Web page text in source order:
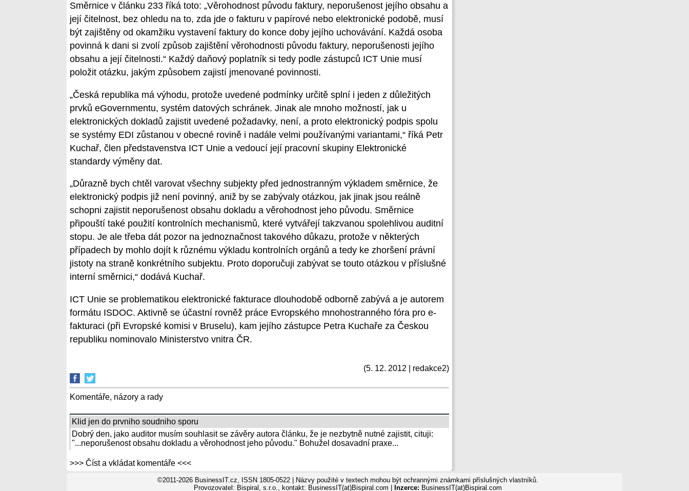
Směrnice v článku 233 říká toto: „Věrohodnost původu faktury, neporušenost jejího obsahu a
její čitelnost, bez ohledu na to, zda jde o fakturu v papírové nebo elektronické podobě, musí
být zajištěny od okamžiku vystavení faktury do konce doby jejího uchovávání. Každá osoba
povinná k dani si zvolí způsob zajištění věrohodnosti původu faktury, neporušenosti jejího
obsahu a její čitelnosti.“ Každý daňový poplatník si tedy podle zástupců ICT Unie musí
položit otázku, jakým způsobem zajistí jmenované povinnosti.
„Česká republika má výhodu, protože uvedené podmínky určitě splní i jeden z důležitých
prvků eGovernmentu, systém datových schránek. Jinak ale mnoho možností, jak u
elektronických dokladů zajistit uvedené požadavky, není, a proto elektronický podpis spolu
se systémy EDI zůstanou v obecné rovině i nadále velmi používanými variantami,“ říká Petr
Kuchař, člen představenstva ICT Unie a vedoucí její pracovní skupiny Elektronické
standardy výměny dat.
„Důrazně bych chtěl varovat všechny subjekty před jednostranným výkladem směrnice, že
elektronický podpis již není povinný, aniž by se zabývaly otázkou, jak jinak jsou reálně
schopni zajistit neporušenost obsahu dokladu a věrohodnost jeho původu. Směrnice
připouští také použití kontrolních mechanismů, které vytvářejí takzvanou spolehlivou auditní
stopu. Je ale třeba dát pozor na jednoznačnost takového důkazu, protože v některých
případech by mohlo dojít k různému výkladu kontrolních orgánů a tedy ke zhoršení právní
jistoty na straně konkrétního subjektu. Proto doporučuji zabývat se touto otázkou v příslušné
interní směrnici,“ dodává Kuchař.
ICT Unie se problematikou elektronické fakturace dlouhodobě odborně zabývá a je autorem
formátu ISDOC. Aktivně se účastní rovněž práce Evropského mnohostranného fóra pro e-
fakturaci (při Evropské komisi v Bruselu), kam jejího zástupce Petra Kuchaře za Českou
republiku nominovalo Ministerstvo vnitra ČR.
(5. 12. 2012 | redakce2)
Komentáře, názory a rady
Klid jen do prvniho soudniho sporu
Dobrý den, jako auditor musím souhlasit se závěry autora článku, že je nezbytně nutné zajistit, cituji:
"...neporušenost obsahu dokladu a věrohodnost jeho původu." Bohužel dosavadní praxe...
>>> Číst a vkládat komentáře <<<
©2011-2026 BusinessIT.cz, ISSN 1805-0522 | Názvy použité v textech mohou být ochrannými známkami příslušných vlastníků.
Provozovatel: Bispiral, s.r.o., kontakt: BusinessIT(at)Bispiral.com |
Inzerce: BusinessIT(at)Bispiral.com